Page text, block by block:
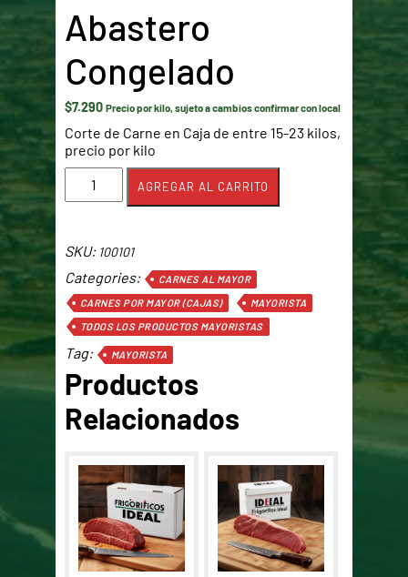
Abastero
Congelado
$7.290 Precio por kilo, sujeto a cambios confirmar con local
Corte de Carne en Caja de entre 15-23 kilos,
precio por kilo
Abastero
Congelado
AGREGAR AL CARRITO
SKU: 100101
Categories:
CARNES AL MAYOR
CARNES POR MAYOR (CAJAS)
MAYORISTA
TODOS LOS PRODUCTOS MAYORISTAS
Tag: MAYORISTA
Productos
Relacionados